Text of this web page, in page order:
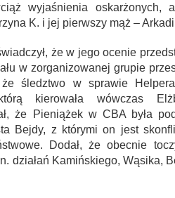
wyjaśnienia oskarżonych,
K. i jej pierwszy mąż –
że w jego ocenie
w zorganizowanej grupie
że śledztwo w sprawie
którą kierowała wówczas
że Pieniążek w CBA była
Bejdy, z którymi on jest
Dodał, że obecnie
działań Kamińskiego, Wąsika,